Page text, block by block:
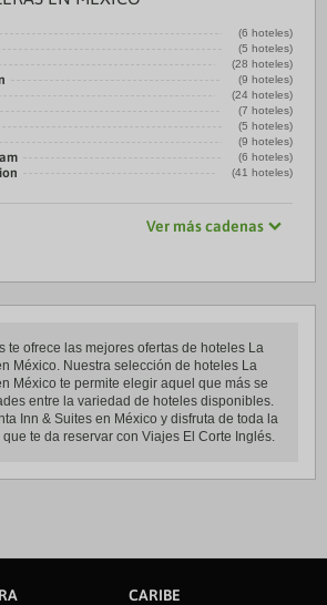
(6 hoteles)
(5 hoteles)
(28 hoteles)
(9 hoteles)
(24 hoteles)
(7 hoteles)
(5 hoteles)
(9 hoteles)
(6 hoteles)
(41 hoteles)
Ver más cadenas
te ofrece las mejores ofertas de hoteles La
México. Nuestra selección de hoteles La
México te permite elegir aquel que más se
entre la variedad de hoteles disponibles.
Inn & Suites en México y disfruta de toda la
te da reservar con Viajes El Corte Inglés.
CARIBE